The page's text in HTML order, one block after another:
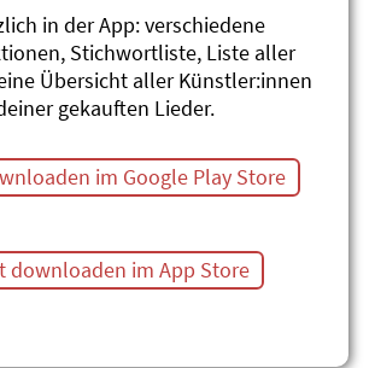
Ufern des Mexico Rivers
Fidimaas Lieblingslieder Vol. 1
#Volkslied
& Schnuder Buebe
Ufern des Mexiko Rivers
Frey
in der App: verschiedene
Stichwortliste, Liste aller
Übersicht aller Künstler:innen
gekauften Lieder.
im Google Play Store
downloaden im App Store